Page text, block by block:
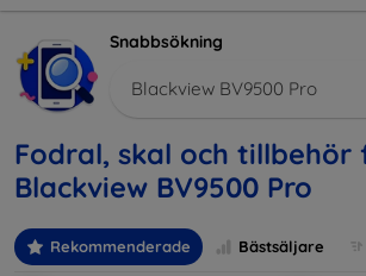
Snabbsökning
Blackview BV9500 Pro
Fodral, skal och tillbehör
Blackview BV9500 Pro
Rekommenderade Bästsäljare